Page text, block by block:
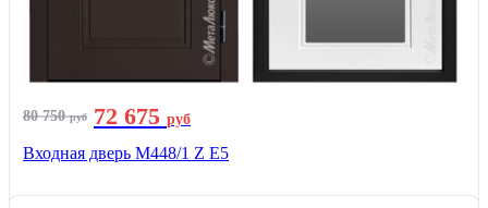
80 750руб 72 675 руб
Входная дверь М448/1 Z Е5